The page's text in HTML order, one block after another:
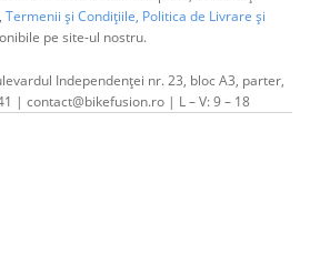
, Termenii și Condițiile, Politica de Livrare și
pe site-ul nostru.
Independenței nr. 23, bloc A3, parter,
| contact@bikefusion.ro | L – V: 9 – 18